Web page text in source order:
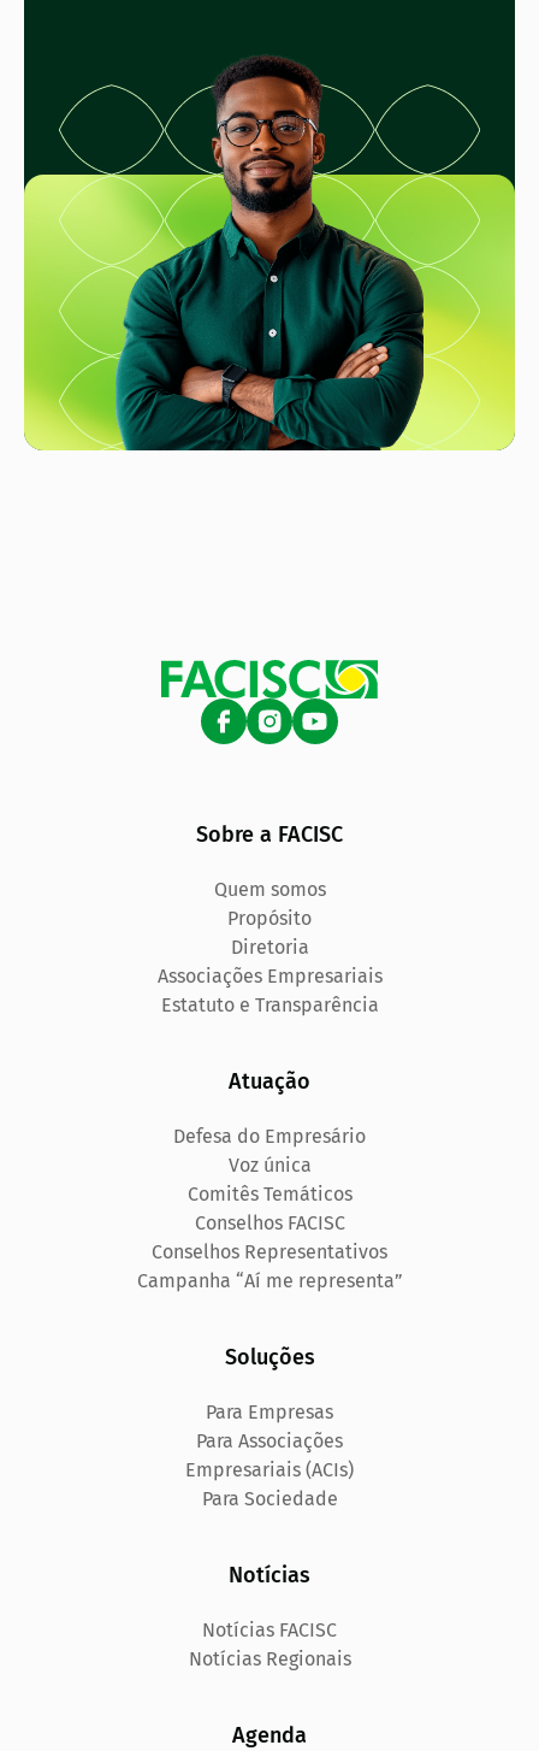
Sobre a FACISC
Quem somos
Propósito
Diretoria
Associações Empresariais
Estatuto e Transparência
Atuação
Defesa do Empresário
Voz única
Comitês Temáticos
Conselhos FACISC
Conselhos Representativos
Campanha “Aí me representa”
Soluções
Para Empresas
Para Associações
Empresariais (ACIs)
Para Sociedade
Notícias
Notícias FACISC
Notícias Regionais
Agenda